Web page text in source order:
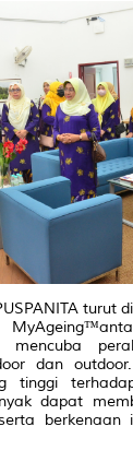
turut
dan
tinggi
dapat
berkenaan